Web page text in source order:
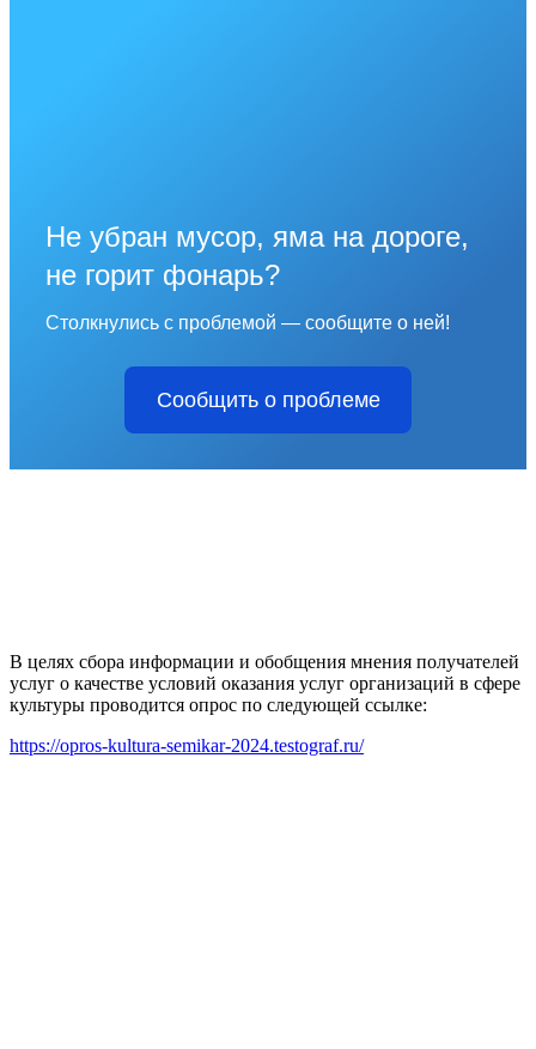
Не убран мусор, яма на дороге,
не горит фонарь?
Столкнулись с проблемой — сообщите о ней!
Сообщить о проблеме
В целях сбора информации и обобщения мнения получателей
услуг о качестве условий оказания услуг организаций в сфере
культуры проводится опрос по следующей ссылке:
https://opros-kultura-semikar-2024.testograf.ru/